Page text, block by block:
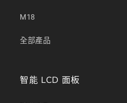
M18
全部產品
智能 LCD 面板